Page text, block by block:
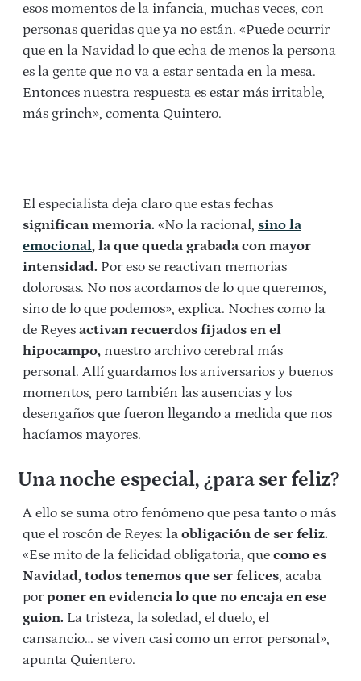
esos momentos de la infancia, muchas veces, con
personas queridas que ya no están. «Puede ocurrir
que en la Navidad lo que echa de menos la persona
es la gente que no va a estar sentada en la mesa.
Entonces nuestra respuesta es estar más irritable,
más grinch», comenta Quintero.
El especialista deja claro que estas fechas
significan memoria. «No la racional, sino la
emocional, la que queda grabada con mayor
intensidad. Por eso se reactivan memorias
dolorosas. No nos acordamos de lo que queremos,
sino de lo que podemos», explica. Noches como la
de Reyes activan recuerdos fijados en el
hipocampo, nuestro archivo cerebral más
personal. Allí guardamos los aniversarios y buenos
momentos, pero también las ausencias y los
desengaños que fueron llegando a medida que nos
hacíamos mayores.
Una noche especial, ¿para ser feliz?
A ello se suma otro fenómeno que pesa tanto o más
que el roscón de Reyes: la obligación de ser feliz.
«Ese mito de la felicidad obligatoria, que como es
Navidad, todos tenemos que ser felices, acaba
porponer en evidencia lo que no encaja en ese
guion. La tristeza, la soledad, el duelo, el
cansancio… se viven casi como un error personal»,
apunta Quientero.